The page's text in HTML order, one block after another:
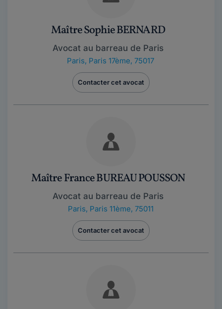
Maître Sophie BERNARD
Avocat au barreau de Paris
Paris, Paris 17ème, 75017
Contacter cet avocat
Maître France BUREAU POUSSON
Avocat au barreau de Paris
Paris, Paris 11ème, 75011
Contacter cet avocat